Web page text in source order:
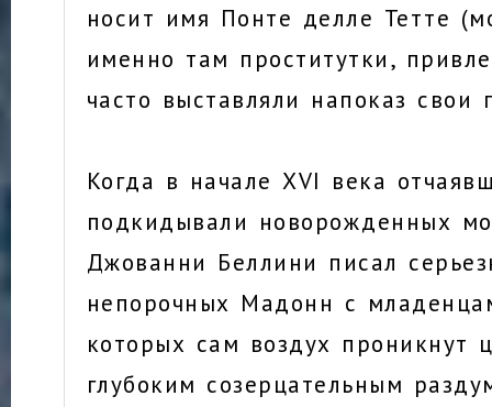
носит имя Понте делле Тетте
именно там проститутки,
часто выставляли напоказ свои
Когда в начале XVI века
подкидывали новорожденных
Джованни Беллини писал
непорочных Мадонн с
которых сам воздух проникнут
глубоким созерцательным